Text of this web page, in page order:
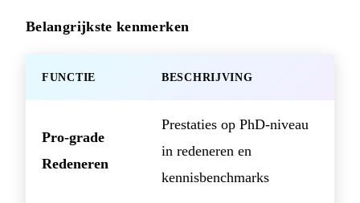
Belangrijkste kenmerken
FUNCTIE BESCHRIJVING
Pro-grade
Redeneren
Prestaties op PhD-niveau
in redeneren en
kennisbenchmarks